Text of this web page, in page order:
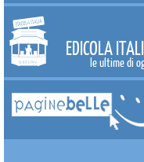
EDICOLA
le ultime di